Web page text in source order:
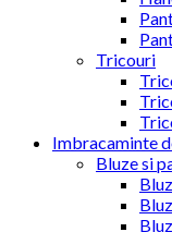
Tricouri
Imbracaminte
Bluze si